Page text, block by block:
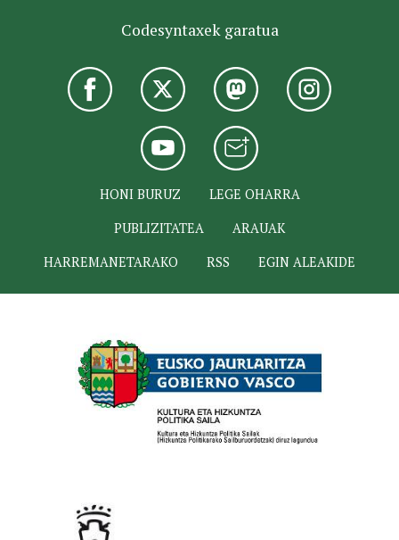
Codesyntaxek garatua
HONI BURUZ
LEGE OHARRA
PUBLIZITATEA
ARAUAK
HARREMANETARAKO
RSS EGIN ALEAKIDE